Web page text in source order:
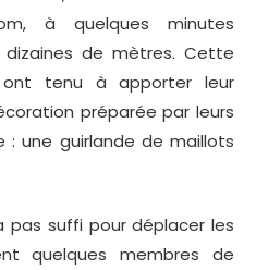
à quelques minutes
dizaines de mètres. Cette
ont tenu à apporter leur
préparée par leurs
: une guirlande de maillots
pas suffi pour déplacer les
quelques membres de